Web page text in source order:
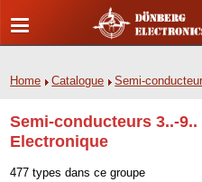
Home Catalogue Semi-
Semi-conducteurs 3..-9..
Electronique
477 types dans ce groupe